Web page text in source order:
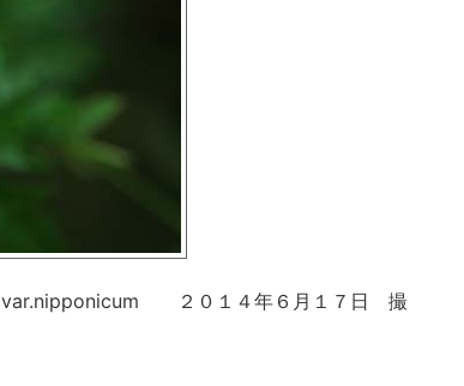
２０１４年６月１７日 撮